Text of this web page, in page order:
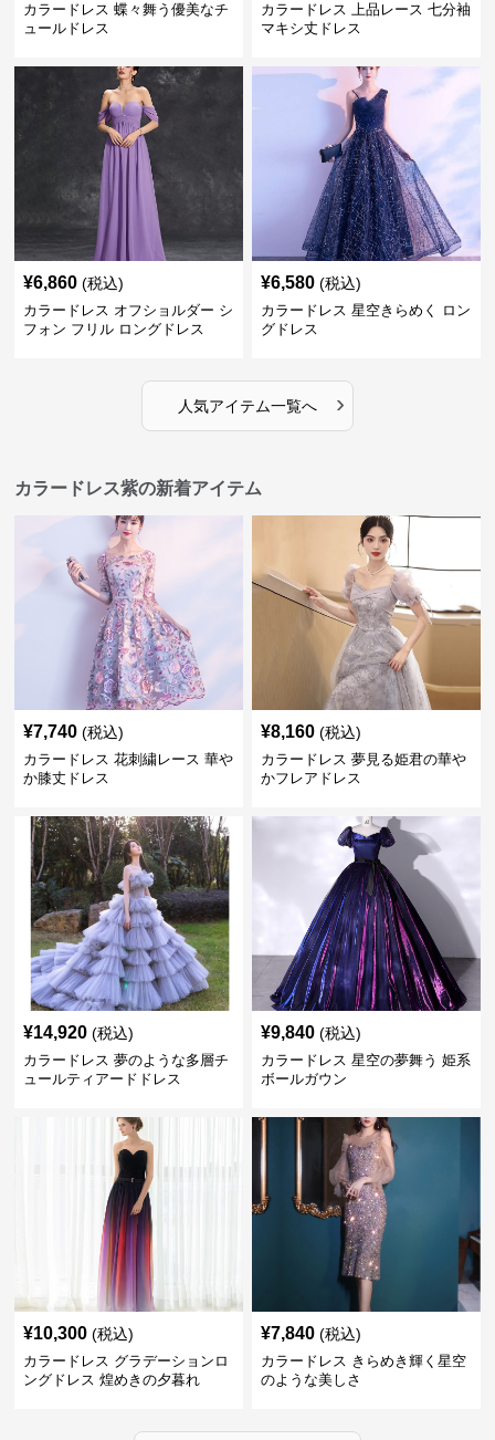
カラードレス 蝶々舞う優美なチ
ュールドレス
カラードレス 上品レース 七分袖
マキシ丈ドレス
¥6,860 (税込)
カラードレス オフショルダー シ
フォン フリル ロングドレス
¥6,580 (税込)
カラードレス 星空きらめく ロン
グドレス
人気アイテム一覧へ ›
カラードレス紫の新着アイテム
¥7,740 (税込)
カラードレス 花刺繍レース 華や
か膝丈ドレス
¥8,160 (税込)
カラードレス 夢見る姫君の華や
かフレアドレス
¥14,920 (税込)
カラードレス 夢のような多層チ
ュールティアードドレス
¥9,840 (税込)
カラードレス 星空の夢舞う 姫系
ボールガウン
¥10,300 (税込)
カラードレス グラデーションロ
ングドレス 煌めきの夕暮れ
¥7,840 (税込)
カラードレス きらめき輝く星空
のような美しさ